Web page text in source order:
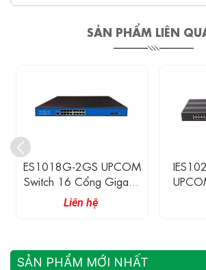
SẢN PHẨM LIÊN
ES1018G-2GS UPCOM
Switch 16 Cổng Gigabit
Ethernet + 2 Cổng
Gigabit SFP
Liên hệ
SẢN PHẨM MỚI NHẤT